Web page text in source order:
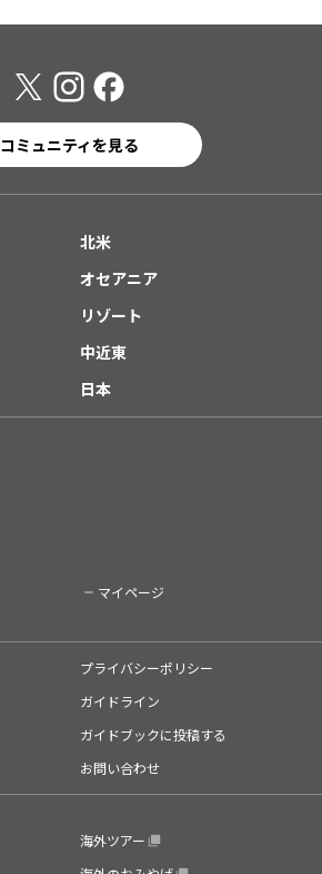
コミュニティを見る
北米
オセアニア
リゾート
中近東
日本
マイページ
プライバシーポリシー
ガイドライン
ガイドブックに投稿する
お問い合わせ
海外ツアー